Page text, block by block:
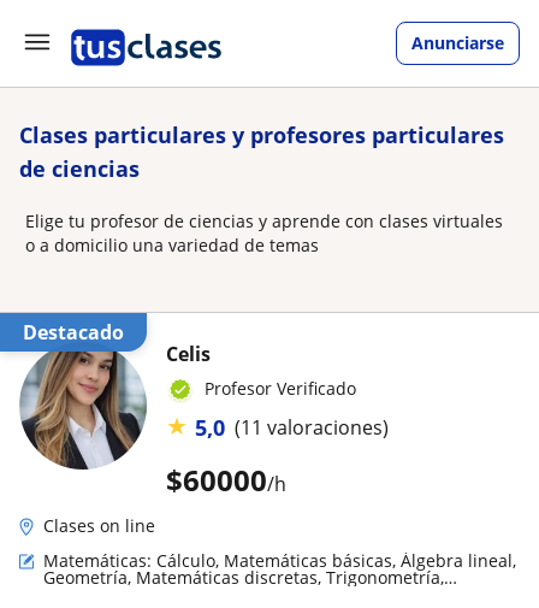
Anunciarse
Clases particulares y profesores particulares
de ciencias
Elige tu profesor de ciencias y aprende con clases virtuales
o a domicilio una variedad de temas
Destacado
$60000/h
Celis
Profesor Verificado
★ 5,0 (11 valoraciones)
Clases on line
Matemáticas: Cálculo, Matemáticas básicas, Álgebra lineal,
Geometría, Matemáticas discretas, Trigonometría,
Matemáticas aplicadas, LaTeX, Análisis numérico, Teoría